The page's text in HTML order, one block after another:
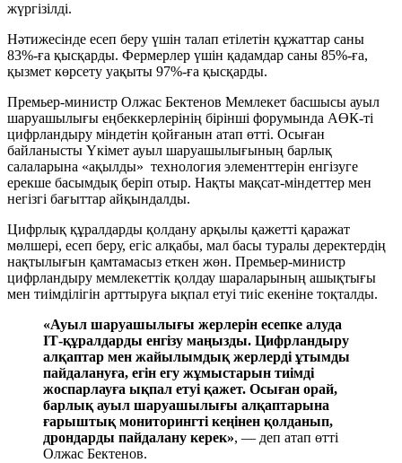
жүргізілді.
Нәтижесінде есеп беру үшін талап етілетін құжаттар саны
83%-ға қысқарды. Фермерлер үшін қадамдар саны 85%-ға,
қызмет көрсету уақыты 97%-ға қысқарды.
Премьер-министр Олжас Бектенов Мемлекет басшысы ауыл
шаруашылығы еңбеккерлерінің бірінші форумында АӨК-ті
цифрландыру міндетін қойғанын атап өтті. Осыған
байланысты Үкімет ауыл шаруашылығының барлық
салаларына «ақылды» технология элементтерін енгізуге
ерекше басымдық беріп отыр. Нақты мақсат-міндеттер мен
негізгі бағыттар айқындалды.
Цифрлық құралдарды қолдану арқылы қажетті қаражат
мөлшері, есеп беру, егіс алқабы, мал басы туралы деректердің
нақтылығын қамтамасыз еткен жөн. Премьер-министр
цифрландыру мемлекеттік қолдау шараларының ашықтығы
мен тиімділігін арттыруға ықпал етуі тиіс екеніне тоқталды.
«Ауыл шаруашылығы жерлерін есепке алуда
ІТ-құралдарды енгізу маңызды. Цифрландыру
алқаптар мен жайылымдық жерлерді ұтымды
пайдалануға, егін егу жұмыстарын тиімді
жоспарлауға ықпал етуі қажет. Осыған орай,
барлық ауыл шаруашылығы алқаптарына
ғарыштық мониторингті кеңінен қолданып,
дрондарды пайдалану керек», — деп атап өтті
Олжас Бектенов.